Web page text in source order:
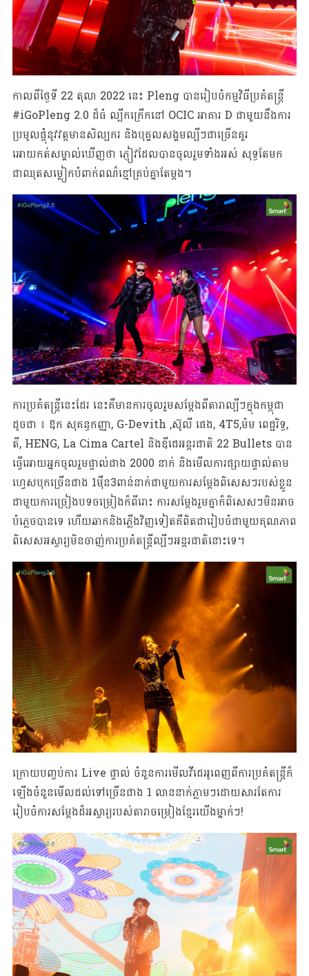
កាលពីថ្ងៃទី 22 តុលា 2022 នេះ Pleng បានរៀបចំកម្មវិធីប្រគំតន្ត្រី
#iGoPleng 2.0 ដ៏ធំ ល្បីកក្រើកនៅ OCIC អាគារ D ជាមួយនឹងការ
ប្រមូលផ្តុំនូវវត្តមានសិល្បករ និងបុគ្គលសង្គមល្បីៗជាច្រើនគួរ
អោយកត់សម្គាល់ឃើញថា ភ្ញៀវដែលបានចូលរួមទាំងអស់ សុទ្ធតែមក
ជាឈុតសម្លៀកបំពាក់ពណ៌ខ្មៅគ្រប់គ្នាតែម្តង។
ការប្រគំតន្ត្រីនេះដែរ នេះ​គឺមាន​ការ​ចូលរួមសម្តែងពី​តារា​ល្បីៗ​ក្នុង​កម្ពុជា​
ដូច​ជា ៖ ឱក សុគន្ធកញ្ញា, G-Devith ,ស៊ូលី ផេង, 4T5,ម៉ម ពេជ្ជរិទ្ធ,
តី, HENG, La Cima Cartel និងឌីជេអន្តរជាតិ 22 Bullets បាន
ធ្វើអោយអ្នកចូលរួមផ្ទាល់ជាង 2000 នាក់ និងមើលការផ្សាយផ្ទាល់តាម
ហ្វេសបុកច្រើនជាង 1ម៉ឺន3ពាន់នាក់ជាមួយការសម្តែងពិសេសៗរបស់ខ្លួន
ជាមួយការ​ច្រៀងបទចម្រៀងក៏ពីរោះ ការសម្ដែងរួមគ្នាក៏ពិសេសៗមិនអាច
បំភ្លេចបានទេ ហើយឆាកនិងភ្លើងវិញ​ទៀត​​គឺ​ពិត​ជា​រៀប​ចំជាមួយគុណភាព​​
ពិសេស​អស្ចារ្យ​មិន​ចាញ់​ការ​ប្រគំតន្ត្រីល្បីៗអន្តរជាតិ​នោះទេ។
ក្រោយបញ្ចប់ការ Live ផ្ទាល់ ចំនួនការមើលវីដេអូពេញពីការប្រគំតន្រ្តីក៏
ឡើងចំនួនមើលដល់ទៅច្រើនជាង 1 លាននាក់ភ្លាមៗដោយសារតែការ
រៀបចំការសម្តែងដ៏អស្ចារ្យរបស់តារាចម្រៀងខ្មែរយើងម្នាក់ៗ!